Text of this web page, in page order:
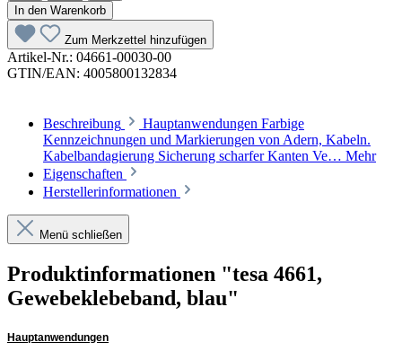
In den Warenkorb
Zum Merkzettel hinzufügen
Artikel-Nr.: 04661-00030-00
GTIN/EAN: 4005800132834
Beschreibung
Hauptanwendungen Farbige
Kennzeichnungen und Markierungen von Adern, Kabeln.
Kabelbandagierung Sicherung scharfer Kanten Ve… Mehr
Eigenschaften
Herstellerinformationen
Menü schließen
Produktinformationen "tesa 4661,
Gewebeklebeband, blau"
Hauptanwendungen